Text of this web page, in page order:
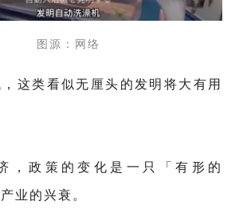
图源：网络
这类看似无厘头的发明将大有用
，政策的变化是一只「有形的
业的兴衰。